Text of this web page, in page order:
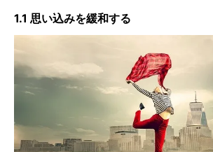
1.1 思い込みを緩和する